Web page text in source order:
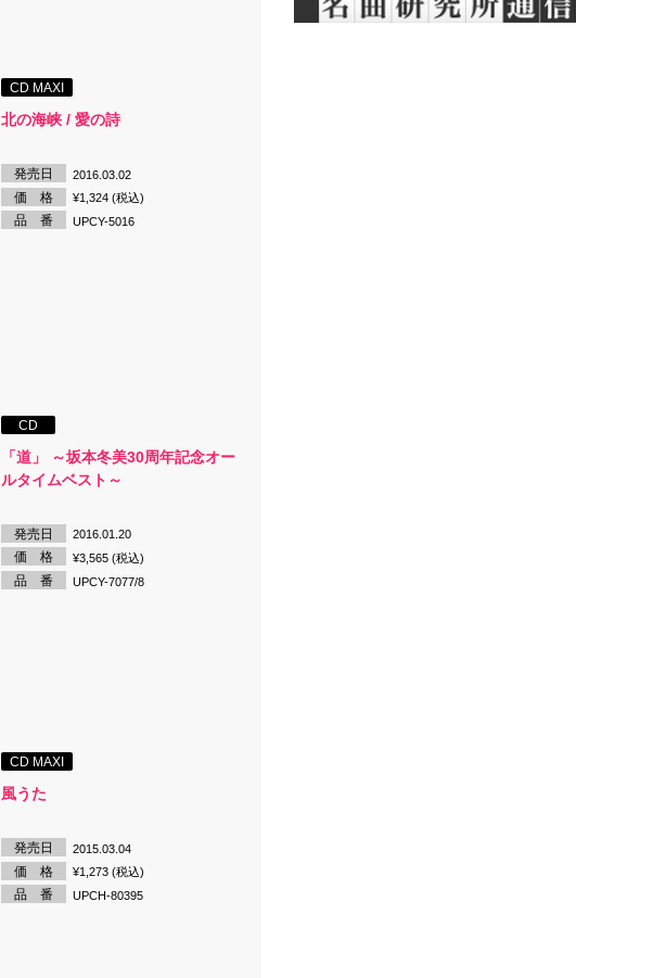
CD MAXI
北の海峡 / 愛の詩
発売日 2016.03.02
価 格 ¥1,324 (税込)
品 番 UPCY-5016
CD
「道」 ～坂本冬美30周年記念オー
ルタイムベスト～
発売日 2016.01.20
価 格 ¥3,565 (税込)
品 番 UPCY-7077/8
CD MAXI
風うた
発売日 2015.03.04
価 格 ¥1,273 (税込)
品 番 UPCH-80395